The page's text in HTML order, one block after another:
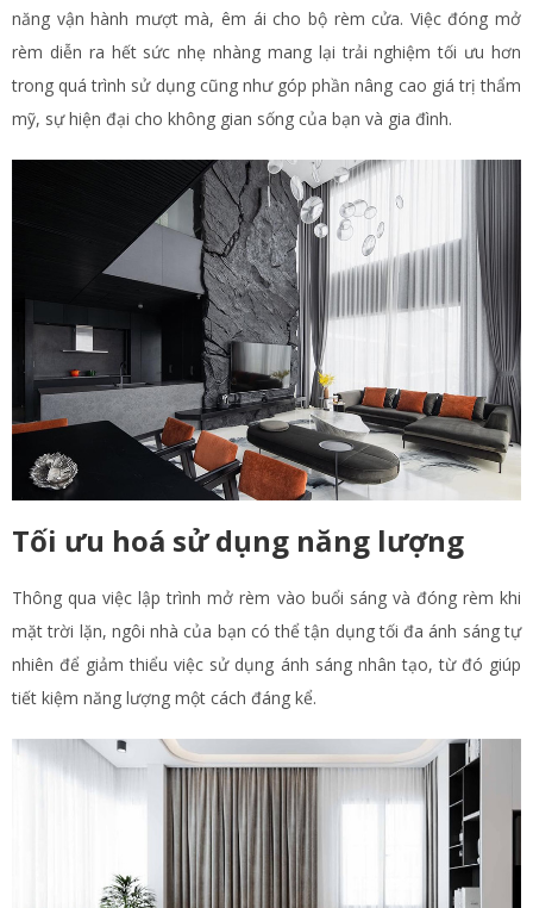
năng vận hành mượt mà, êm ái cho bộ rèm cửa. Việc đóng mở
rèm diễn ra hết sức nhẹ nhàng mang lại trải nghiệm tối ưu hơn
trong quá trình sử dụng cũng như góp phần nâng cao giá trị thẩm
mỹ, sự hiện đại cho không gian sống của bạn và gia đình.
Tối ưu hoá sử dụng năng lượng
Thông qua việc lập trình mở rèm vào buổi sáng và đóng rèm khi
mặt trời lặn, ngôi nhà của bạn có thể tận dụng tối đa ánh sáng tự
nhiên để giảm thiểu việc sử dụng ánh sáng nhân tạo, từ đó giúp
tiết kiệm năng lượng một cách đáng kể.